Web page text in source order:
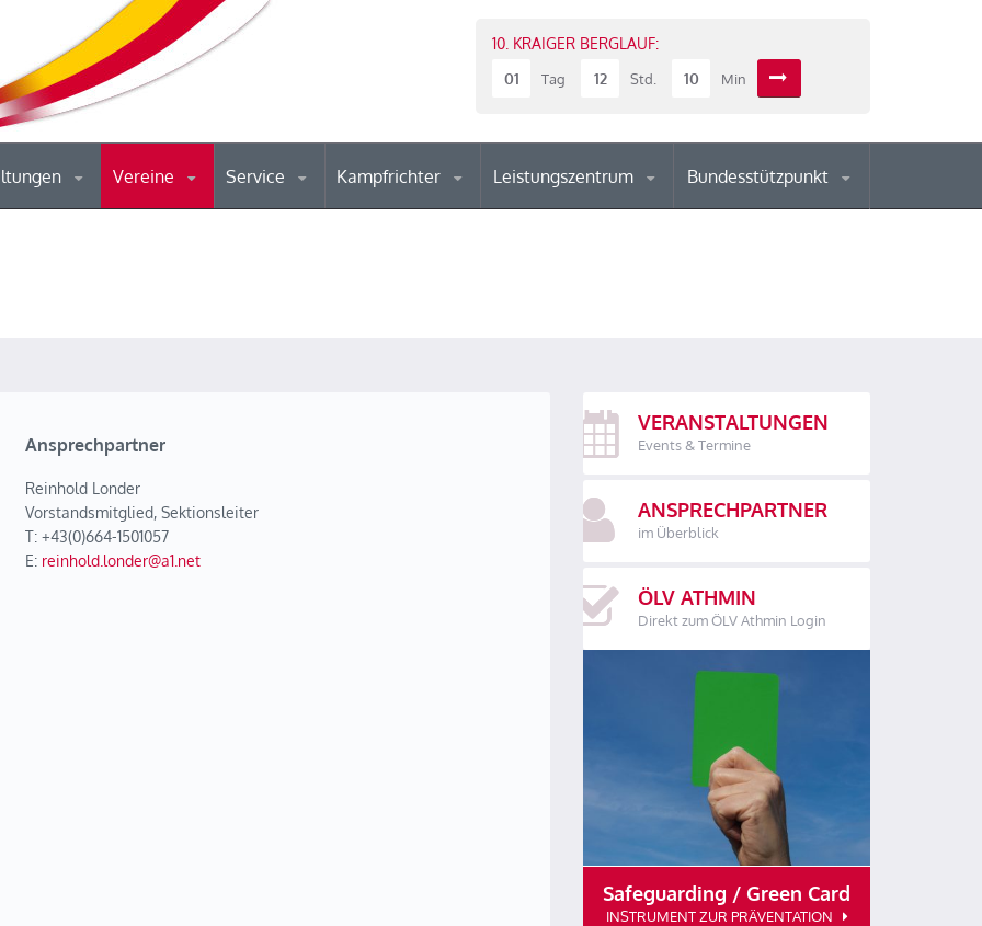
10. KRAIGER BERGLAUF:
01
Tag 12 Std. 10 Min
Vereine Service Kampfrichter Leistungszentrum Bundesstützpunkt
Ansprechpartner
Reinhold Londer
Vorstandsmitglied, Sektionsleiter
T: +43(0)664-1501057
E: reinhold.londer@a1.net
VERANSTALTUNGEN
Events & Termine
ANSPRECHPARTNER
im Überblick
ÖLV ATHMIN
Direkt zum ÖLV Athmin Login
Safeguarding / Green Card
INSTRUMENT ZUR PRÄVENTATION